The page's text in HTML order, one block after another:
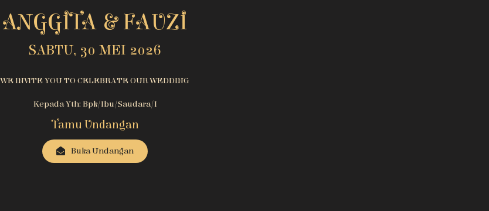
ANGGITA & FAUZI
SABTU, 30 MEI 2026
WE INVITE YOU TO CELEBRATE OUR WEDDING
Kepada Yth: Bpk/Ibu/Saudara/i
Tamu Undangan
Buka Undangan